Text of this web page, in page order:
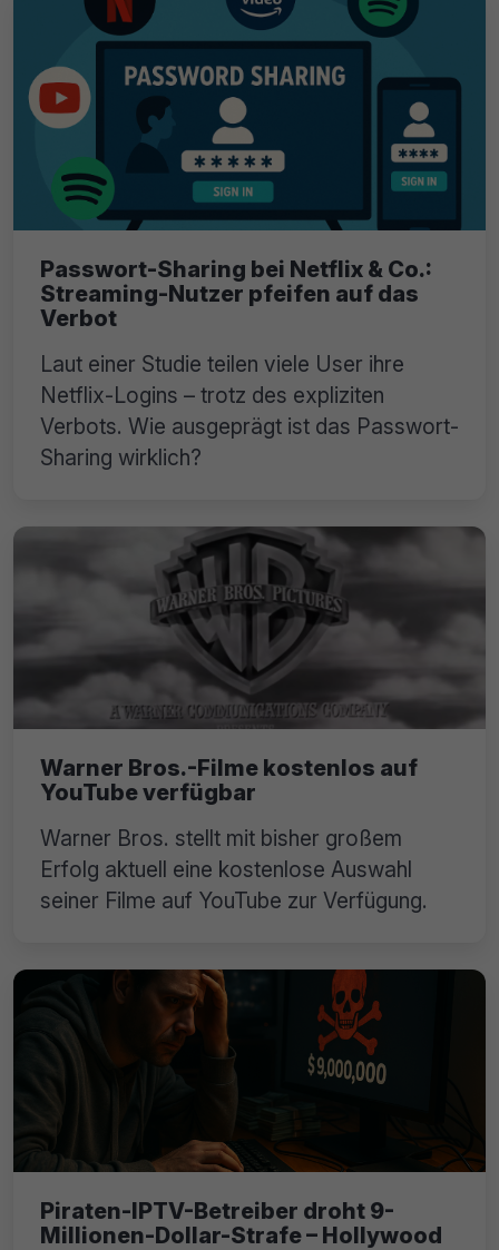
Passwort-Sharing bei Netflix & Co.:
Streaming-Nutzer pfeifen auf das
Verbot
Laut einer Studie teilen viele User ihre
Netflix-Logins – trotz des expliziten
Verbots. Wie ausgeprägt ist das Passwort-
Sharing wirklich?
Warner Bros.-Filme kostenlos auf
YouTube verfügbar
Warner Bros. stellt mit bisher großem
Erfolg aktuell eine kostenlose Auswahl
seiner Filme auf YouTube zur Verfügung.
Piraten-IPTV-Betreiber droht 9-
Millionen-Dollar-Strafe – Hollywood